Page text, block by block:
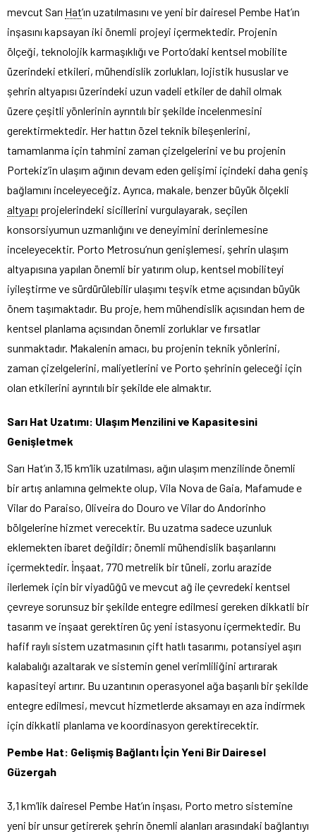
mevcut Sarı Hat’ın uzatılmasını ve yeni bir dairesel Pembe Hat’ın
inşasını kapsayan iki önemli projeyi içermektedir. Projenin
ölçeği, teknolojik karmaşıklığı ve Porto’daki kentsel mobilite
üzerindeki etkileri, mühendislik zorlukları, lojistik hususlar ve
şehrin altyapısı üzerindeki uzun vadeli etkiler de dahil olmak
üzere çeşitli yönlerinin ayrıntılı bir şekilde incelenmesini
gerektirmektedir. Her hattın özel teknik bileşenlerini,
tamamlanma için tahmini zaman çizelgelerini ve bu projenin
Portekiz’in ulaşım ağının devam eden gelişimi içindeki daha geniş
bağlamını inceleyeceğiz. Ayrıca, makale, benzer büyük ölçekli
altyapı projelerindeki sicillerini vurgulayarak, seçilen
konsorsiyumun uzmanlığını ve deneyimini derinlemesine
inceleyecektir. Porto Metrosu’nun genişlemesi, şehrin ulaşım
altyapısına yapılan önemli bir yatırım olup, kentsel mobiliteyi
iyileştirme ve sürdürülebilir ulaşımı teşvik etme açısından büyük
önem taşımaktadır. Bu proje, hem mühendislik açısından hem de
kentsel planlama açısından önemli zorluklar ve fırsatlar
sunmaktadır. Makalenin amacı, bu projenin teknik yönlerini,
zaman çizelgelerini, maliyetlerini ve Porto şehrinin geleceği için
olan etkilerini ayrıntılı bir şekilde ele almaktır.
Sarı Hat Uzatımı: Ulaşım Menzilini ve Kapasitesini
Genişletmek
Sarı Hat’ın 3,15 km’lik uzatılması, ağın ulaşım menzilinde önemli
bir artış anlamına gelmekte olup, Vila Nova de Gaia, Mafamude e
Vilar do Paraiso, Oliveira do Douro ve Vilar do Andorinho
bölgelerine hizmet verecektir. Bu uzatma sadece uzunluk
eklemekten ibaret değildir; önemli mühendislik başarılarını
içermektedir. İnşaat, 770 metrelik bir tüneli, zorlu arazide
ilerlemek için bir viyadüğü ve mevcut ağ ile çevredeki kentsel
çevreye sorunsuz bir şekilde entegre edilmesi gereken dikkatli bir
tasarım ve inşaat gerektiren üç yeni istasyonu içermektedir. Bu
hafif raylı sistem uzatmasının çift hatlı tasarımı, potansiyel aşırı
kalabalığı azaltarak ve sistemin genel verimliliğini artırarak
kapasiteyi artırır. Bu uzantının operasyonel ağa başarılı bir şekilde
entegre edilmesi, mevcut hizmetlerde aksamayı en aza indirmek
için dikkatli planlama ve koordinasyon gerektirecektir.
Pembe Hat: Gelişmiş Bağlantı İçin Yeni Bir Dairesel
Güzergah
3,1 km’lik dairesel Pembe Hat’ın inşası, Porto metro sistemine
yeni bir unsur getirerek şehrin önemli alanları arasındaki bağlantıyı